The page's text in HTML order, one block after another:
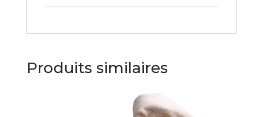
Produits similaires